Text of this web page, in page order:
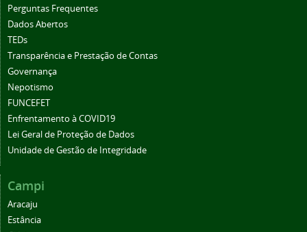
Perguntas Frequentes
Dados Abertos
TEDs
Transparência e Prestação de Contas
Governança
Nepotismo
FUNCEFET
Enfrentamento à COVID19
Lei Geral de Proteção de Dados
Unidade de Gestão de Integridade
Campi
Aracaju
Estância